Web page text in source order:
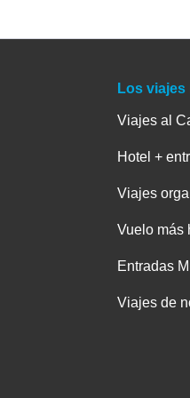
Los
Viajes al
Hotel +
Viajes
Vuelo más
Entradas
Viajes de